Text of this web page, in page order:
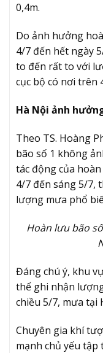
0,4m.
Do ảnh hưởng
4/7 đến hết ngày
to đến rất to với
cục bộ có nơi trên
Hà Nội ảnh
Theo TS. Hoàng
bão số 1 không
tác động của
4/7 đến sáng 5/7,
lượng mưa phổ
Hoàn lưu bão
Đáng chú ý, khu
thể ghi nhận
chiều 5/7, mưa tại
Chuyên gia khí
mạnh chủ yếu